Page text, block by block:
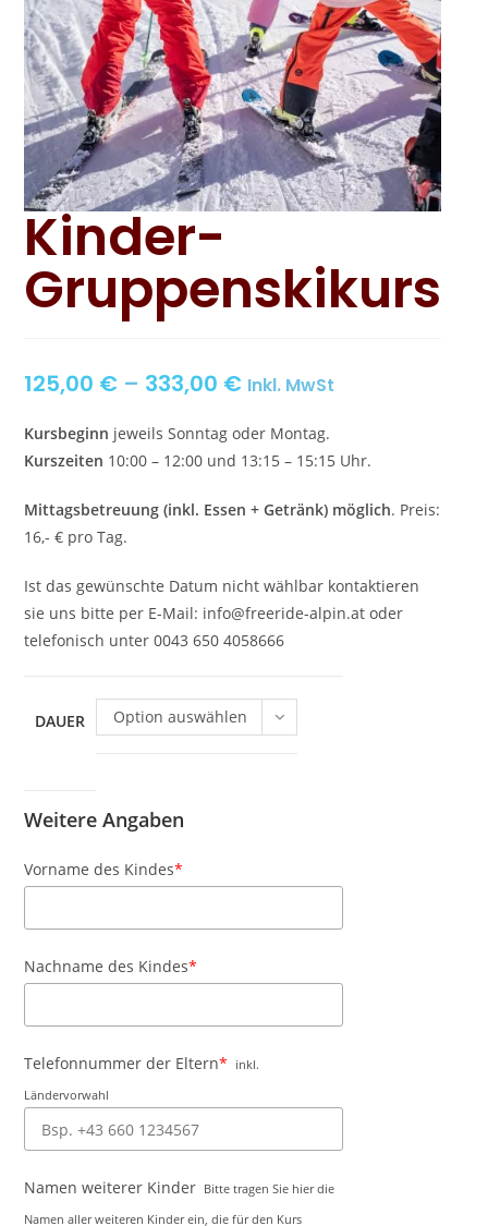
Kinder-
Gruppenskikurs
125,00 € – 333,00 € Inkl. MwSt
Kursbeginn jeweils Sonntag oder Montag.
Kurszeiten 10:00 – 12:00 und 13:15 – 15:15 Uhr.
Mittagsbetreuung (inkl. Essen + Getränk) möglich. Preis:
16,- € pro Tag.
Ist das gewünschte Datum nicht wählbar kontaktieren
sie uns bitte per E-Mail: info@freeride-alpin.at oder
telefonisch unter 0043 650 4058666
DAUER Option auswählen
Weitere Angaben
Vorname des Kindes*
Nachname des Kindes*
Telefonnummer der Eltern*
inkl.
Ländervorwahl
Namen weiterer Kinder Bitte tragen Sie hier die
Namen aller weiteren Kinder ein, die für den Kurs